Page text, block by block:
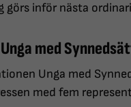
görs inför nästa
med
Unga med
med fem